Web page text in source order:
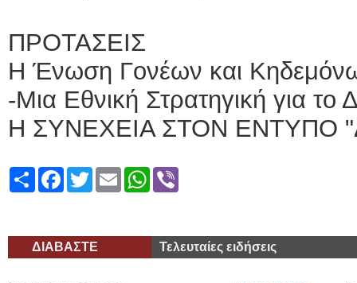
ΠΡΟΤΑΣΕΙΣ
Η Ένωση Γονέων και
-Μια Εθνική Στρατηγική για
Η ΣΥΝΕΧΕΙΑ ΣΤΟΝ ΕΝΤΥΠΟ
ShareFacebook
TwitterEmailWhatsApp
ΔΙΑΒΑΣΤΕ Τελευταίες ειδήσεις